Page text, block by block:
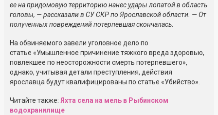
ее на придомовую территорию нанес удары лопатой в область
головы, — рассказали в СУ СКР по Ярославской области. — От
полученных повреждений потерпевшая скончалась.
На обвиняемого завели уголовное дело по
статье «Умышленное причинение тяжкого вреда здоровью,
повлекшее по неосторожности смерть потерпевшего»,
однако, учитывая детали преступления, действия
ярославца будут квалифицированы по статье «Убийство».
Читайте также: Яхта села на мель в Рыбинском
водохранилище